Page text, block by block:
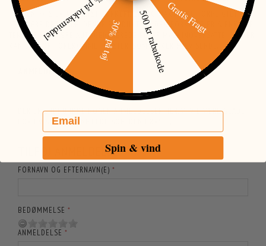
HVIS EN PRIS ER ÅBENLYST FORKERT, ER JAGT-JAKT IKKE FORPLIGTET TIL
AT LEVERE DET PÅGÆLDENDE PRODUKT TIL DEN FORKERTE PRIS. ENKELTE
TEKSTER KAN VÆRE AUTOGENEREREDE ELLER MASKINOVERSATTE, OG DER
KAN DERFOR FOREKOMME TEKSTER, SOM VIRKER MISVISENDE.
ANMELDELSER
DER ER ENDNU IKKE NOGEN ANMELDELSER HER. VI VIL VÆRE GLADE
FOR HVIS DU VIL ANMELDE SOM DEN FØRSTE.
TILFØJ ANMELDELSE:
FORNAVN OG EFTERNAVN(E)
BEDØMMELSE
ANMELDELSE
Gratis Fragt
500 kr rabatkode
30% på tøj
15% på lokkemiddel
Email
Spin & vind